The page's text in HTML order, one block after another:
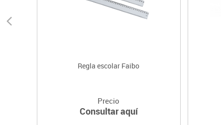
Regla escolar Faibo
Precio
Consultar aquí